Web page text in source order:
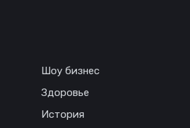
Шоу бизнес
Здоровье
История